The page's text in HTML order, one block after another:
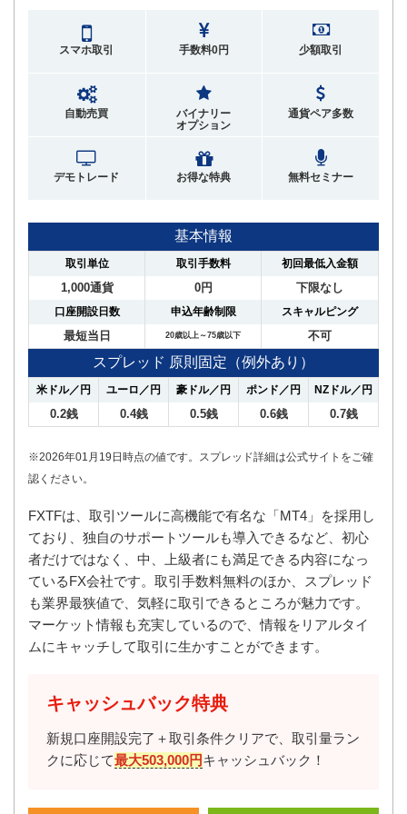
スマホ取引 手数料0円 少額取引
自動売買
バイナリー
オプション
通貨ペア多数
デモトレード お得な特典 無料セミナー
基本情報
取引単位 取引手数料 初回最低入金額
1,000通貨 0円 下限なし
口座開設日数 申込年齢制限 スキャルピング
最短当日 20歳以上～75歳以下 不可
スプレッド 原則固定（例外あり）
米ドル／円 ユーロ／円 豪ドル／円 ポンド／円 NZドル／円
0.2銭 0.4銭 0.5銭 0.6銭 0.7銭
※2026年01月19日時点の値です。スプレッド詳細は公式サイトをご確
認ください。
FXTFは、取引ツールに高機能で有名な「MT4」を採用し
ており、独自のサポートツールも導入できるなど、初心
者だけではなく、中、上級者にも満足できる内容になっ
ているFX会社です。取引手数料無料のほか、スプレッド
も業界最狭値で、気軽に取引できるところが魅力です。
マーケット情報も充実しているので、情報をリアルタイ
ムにキャッチして取引に生かすことができます。
キャッシュバック特典
新規口座開設完了＋取引条件クリアで、取引量ラン
クに応じて最大503,000円キャッシュバック！